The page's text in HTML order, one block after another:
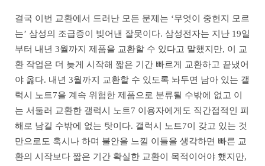
결국 이번 교환에서 드러난 모든 문제는 ‘무엇이 중헌지 모르
는’ 삼성의 조급증이 빚어낸 잘못이다. 삼성전자는 지난 19일
부터 내년 3월까지 제품을 교환할 수 있다고 말했지만, 이 교
환 작업은 더 늦게 시작해 짧은 기간 빠르게 교환하고 끝냈어
야 옳다. 내년 3월까지 교환할 수 있도록 놔두면 남아 있는 갤
럭시 노트7을 계속 위험한 제품으로 분류될 수밖에 없고 이
는 서둘러 교환한 갤럭시 노트7 이용자에게도 직간접적인 피
해로 남길 수밖에 없는 탓이다. 갤럭시 노트7이 갖고 있는 것
만으로도 혹시나 하며 불안을 느낄 이들을 생각하면 빠른 교
환의 시작보다 짧은 기간 확실한 교환이 목적이어야 했지만,